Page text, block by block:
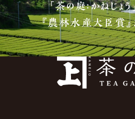
「茶の庭：かねじょ
『農林水産大臣賞』